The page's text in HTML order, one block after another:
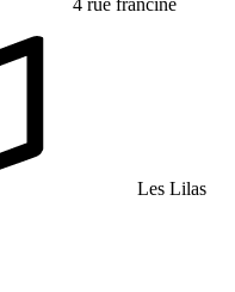
4 rue francine
Les Lilas